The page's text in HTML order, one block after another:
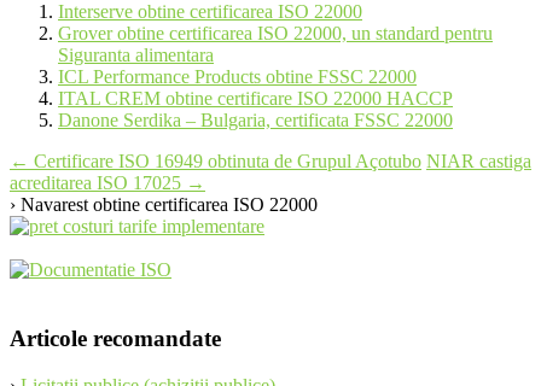
Interserve obtine certificarea ISO 22000
Grover obtine certificarea ISO 22000, un standard pentru
Siguranta alimentara
ICL Performance Products obtine FSSC 22000
ITAL CREM obtine certificare ISO 22000 HACCP
Danone Serdika – Bulgaria, certificata FSSC 22000
Post
navigation
← Certificare ISO 16949 obtinuta de Grupul Açotubo NIAR castiga
acreditarea ISO 17025 →
› Navarest obtine certificarea ISO 22000
Articole recomandate